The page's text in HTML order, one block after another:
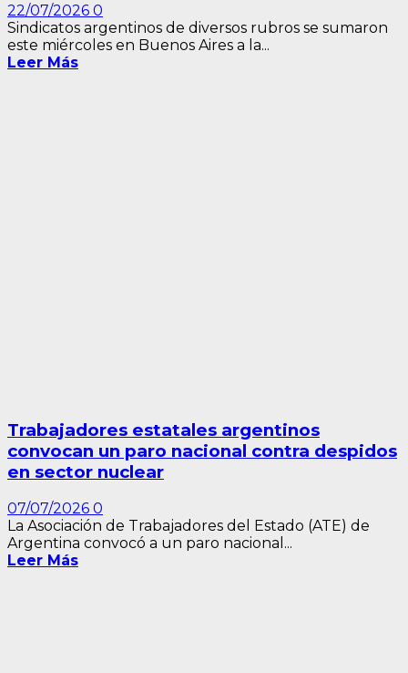
22/07/2026 0
Sindicatos argentinos de diversos rubros se sumaron
este miércoles en Buenos Aires a la...
Leer Más
Trabajadores estatales argentinos
convocan un paro nacional contra despidos
en sector nuclear
07/07/2026 0
La Asociación de Trabajadores del Estado (ATE) de
Argentina convocó a un paro nacional...
Leer Más